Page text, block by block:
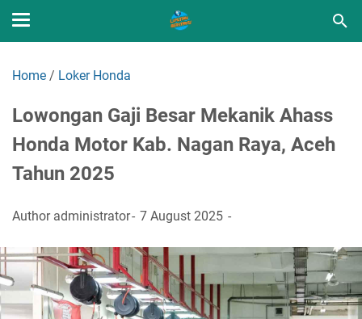
Home / Loker Honda
Lowongan Gaji Besar Mekanik Ahass
Honda Motor Kab. Nagan Raya, Aceh
Tahun 2025
Author administrator 7 August 2025